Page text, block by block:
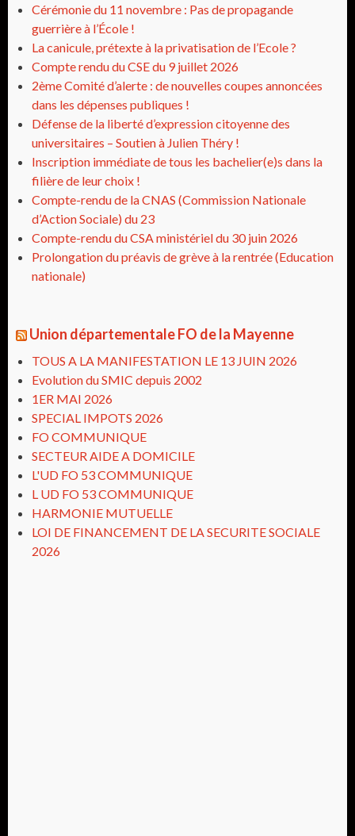
Cérémonie du 11 novembre : Pas de propagande
guerrière à l’École !
La canicule, prétexte à la privatisation de l’Ecole ?
Compte rendu du CSE du 9 juillet 2026
2ème Comité d’alerte : de nouvelles coupes annoncées
dans les dépenses publiques !
Défense de la liberté d’expression citoyenne des
universitaires – Soutien à Julien Théry !
Inscription immédiate de tous les bachelier(e)s dans la
filière de leur choix !
Compte-rendu de la CNAS (Commission Nationale
d’Action Sociale) du 23
Compte-rendu du CSA ministériel du 30 juin 2026
Prolongation du préavis de grève à la rentrée (Education
nationale)
Union départementale FO de la Mayenne
TOUS A LA MANIFESTATION LE 13 JUIN 2026
Evolution du SMIC depuis 2002
1ER MAI 2026
SPECIAL IMPOTS 2026
FO COMMUNIQUE
SECTEUR AIDE A DOMICILE
L'UD FO 53 COMMUNIQUE
L UD FO 53 COMMUNIQUE
HARMONIE MUTUELLE
LOI DE FINANCEMENT DE LA SECURITE SOCIALE
2026